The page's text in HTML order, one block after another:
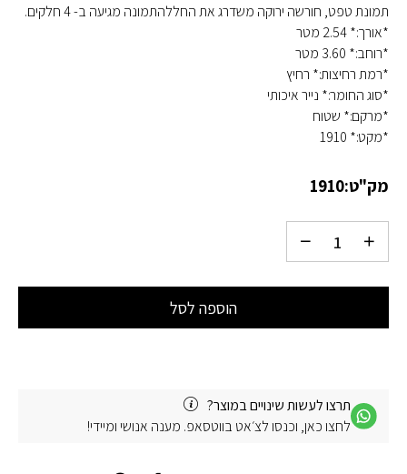
תמונת טפט, חורשה ירוקה משדרג את החללהתמונה מגיעה ב- 4 חלקים.
*אורך:* 2.54 מטר
*רוחב:* 3.60 מטר
*רמת רחיצות:* רחיץ
*סוג החומר:* נייר איכותי
*מרקם:* שטוח
*מקט:* 1910
מק"ט:1910
הוספה לסל
תרצו לעשות שינויים במוצר?
לחצו כאן, וכנסו לצ׳אט בווטסאפ. מענה אנושי ומיידי!